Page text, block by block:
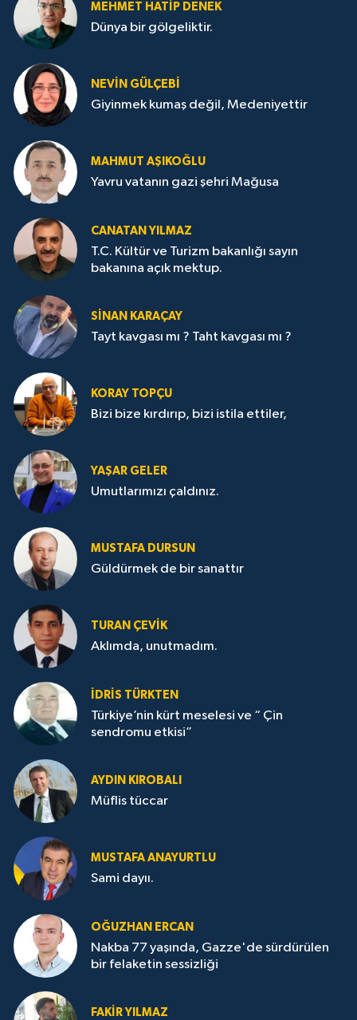
MEHMET HATİP DENEK
Dünya bir gölgeliktir.
NEVİN GÜLÇEBİ
Giyinmek kumaş değil, Medeniyettir
MAHMUT AŞIKOĞLU
Yavru vatanın gazi şehri Mağusa
CANATAN YILMAZ
T.C. Kültür ve Turizm bakanlığı sayın
bakanına açık mektup.
SİNAN KARAÇAY
Tayt kavgası mı ? Taht kavgası mı ?
KORAY TOPÇU
Bizi bize kırdırıp, bizi istila ettiler,
YAŞAR GELER
Umutlarımızı çaldınız.
MUSTAFA DURSUN
Güldürmek de bir sanattır
TURAN ÇEVİK
Aklımda, unutmadım.
İDRİS TÜRKTEN
Türkiye’nin kürt meselesi ve “ Çin
sendromu etkisi”
AYDIN KIROBALI
Müflis tüccar
MUSTAFA ANAYURTLU
Sami dayıı.
OĞUZHAN ERCAN
Nakba 77 yaşında, Gazze'de sürdürülen
bir felaketin sessizliği
FAKİR YILMAZ